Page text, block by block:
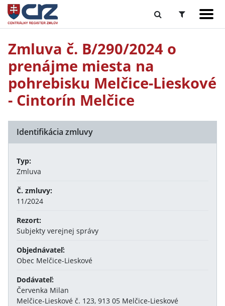
Zmluva č. B/290/2024 o
prenájme miesta na
pohrebisku Melčice-Lieskové
- Cintorín Melčice
Identifikácia zmluvy
Typ:
Zmluva
Č. zmluvy:
11/2024
Rezort:
Subjekty verejnej správy
Objednávateľ:
Obec Melčice-Lieskové
Dodávateľ:
Červenka Milan
Melčice-Lieskové č. 123, 913 05 Melčice-Lieskové